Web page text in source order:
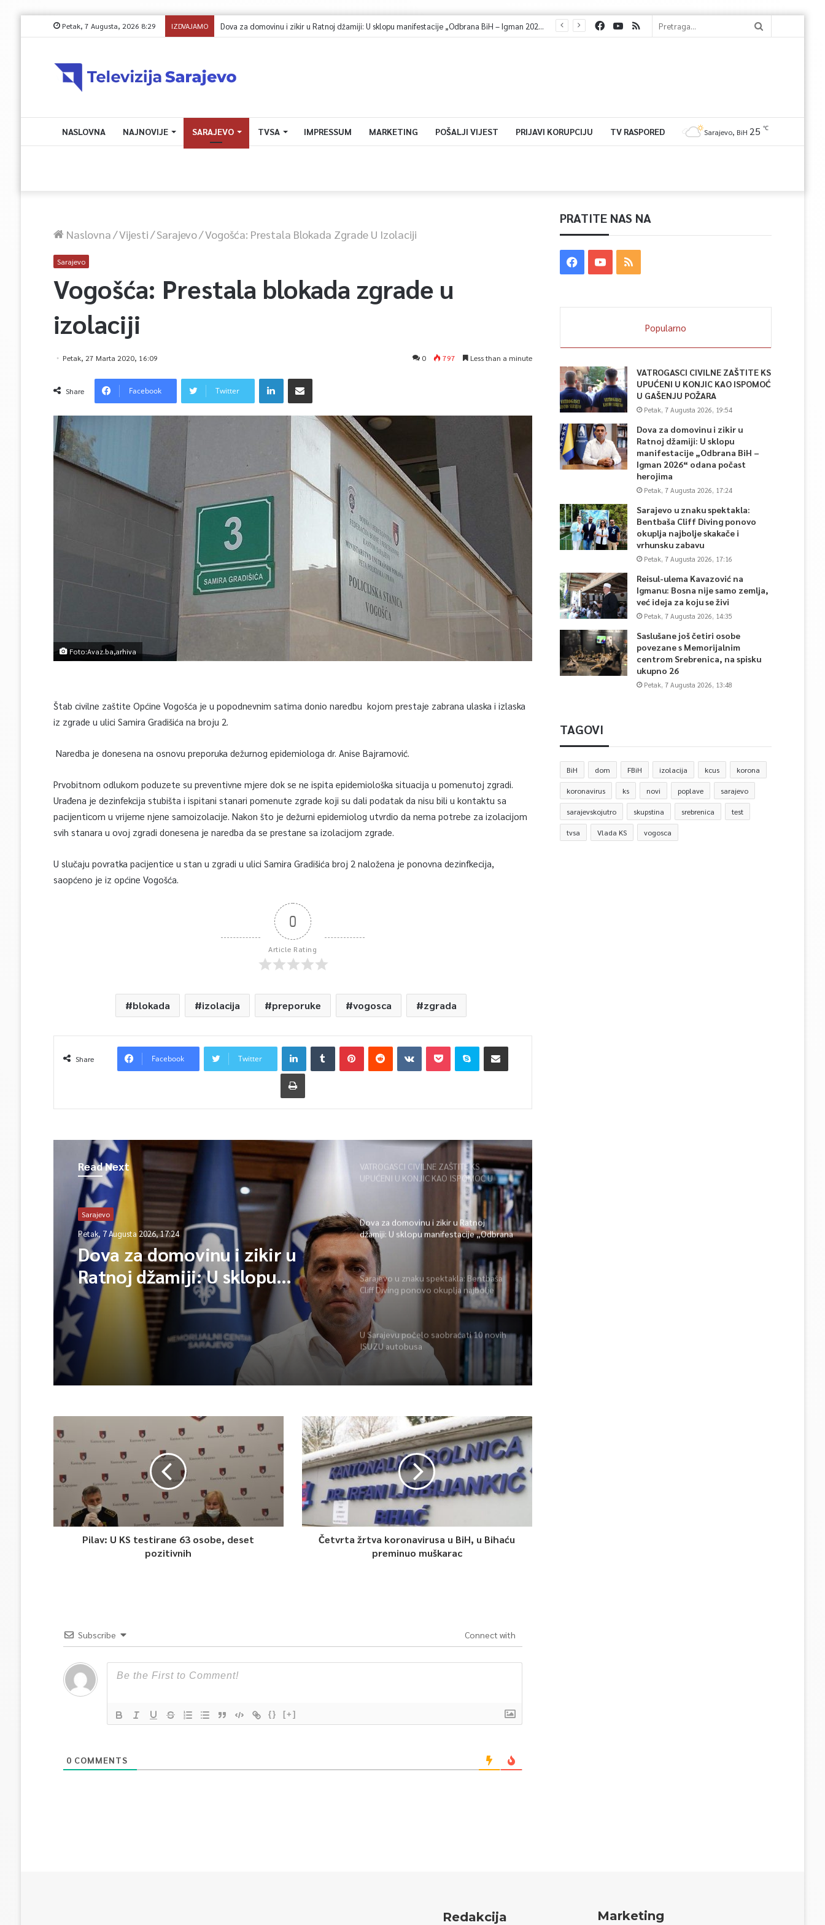
Petak, 7 Augusta, 2026 8:29 IZDVAJAMO Dova za domovinu i zikir u Ratnoj džamiji: U sklopu manifestacije „Odbrana BiH – Igman 2026“ odana počast herojima
NASLOVNA NAJNOVIJE SARAJEVO TVSA IMPRESSUM MARKETING POŠALJI VIJEST PRIJAVI KORUPCIJU TV RASPORED Sarajevo, BiH 25 ℃
Naslovna/Vijesti/Sarajevo/Vogošća: Prestala Blokada Zgrade U Izolaciji
Sarajevo
Vogošća: Prestala blokada zgrade u
izolaciji
Petak, 27 Marta 2020, 16:09 0 797 Less than a minute
Share Facebook Twitter
Foto:Avaz.ba,arhiva
Štab civilne zaštite Općine Vogošća je u popodnevnim satima donio naredbu kojom prestaje zabrana ulaska i izlaska
iz zgrade u ulici Samira Gradišića na broju 2.
Naredba je donesena na osnovu preporuka dežurnog epidemiologa dr. Anise Bajramović.
Prvobitnom odlukom poduzete su preventivne mjere dok se ne ispita epidemiološka situacija u pomenutoj zgradi.
Urađena je dezinfekcija stubišta i ispitani stanari pomenute zgrade koji su dali podatak da nisu bili u kontaktu sa
pacijenticom u vrijeme njene samoizolacije. Nakon što je dežurni epidemiolog utvrdio da nema potrebe za izolacijom
svih stanara u ovoj zgradi donesena je naredba da se prestane sa izolacijom zgrade.
U slučaju povratka pacijentice u stan u zgradi u ulici Samira Gradišića broj 2 naložena je ponovna dezinfkecija,
saopćeno je iz općine Vogošća.
0
Article Rating
blokada izolacija preporuke vogosca zgrada
Share Facebook Twitter
Read Next
Sarajevo
Petak, 7 Augusta 2026, 17:24
Dova za domovinu i zikir u
Ratnoj džamiji: U sklopu
manifestacije „Odbrana BiH –
Igman 2026“ odana počast
herojima
VATROGASCI CIVILNE ZAŠTITE KS
UPUĆENI U KONJIC KAO ISPOMOĆ U
Dova za domovinu i zikir u Ratnoj
džamiji: U sklopu manifestacije „Odbrana
BiH – Igman 2026“ odana počast
herojima
Sarajevo u znaku spektakla: Bentbaša
Cliff Diving ponovo okuplja najbolje
skakače i vrhunsku zabavu
U Sarajevu počelo saobraćati 10 novih
ISUZU autobusa
Pilav: U KS testirane 63 osobe, deset
pozitivnih
Četvrta žrtva koronavirusa u BiH, u Bihaću
preminuo muškarac
Subscribe Connect with
{} [+]
0 COMMENTS
PRATITE NAS NA
Popularno
VATROGASCI CIVILNE ZAŠTITE KS
UPUĆENI U KONJIC KAO ISPOMOĆ
U GAŠENJU POŽARA
Petak, 7 Augusta 2026, 19:54
Dova za domovinu i zikir u
Ratnoj džamiji: U sklopu
manifestacije „Odbrana BiH –
Igman 2026“ odana počast
herojima
Petak, 7 Augusta 2026, 17:24
Sarajevo u znaku spektakla:
Bentbaša Cliff Diving ponovo
okuplja najbolje skakače i
vrhunsku zabavu
Petak, 7 Augusta 2026, 17:16
Reisul-ulema Kavazović na
Igmanu: Bosna nije samo zemlja,
već ideja za koju se živi
Petak, 7 Augusta 2026, 14:35
Saslušane još četiri osobe
povezane s Memorijalnim
centrom Srebrenica, na spisku
ukupno 26
Petak, 7 Augusta 2026, 13:48
TAGOVI
BiH dom FBiH izolacija kcus korona
koronavirus ks novi poplave sarajevo
sarajevskojutro skupstina srebrenica test
tvsa Vlada KS vogosca
Redakcija Marketing